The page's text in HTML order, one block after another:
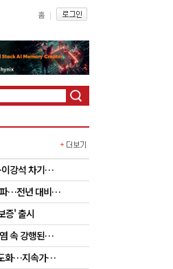
홈 |
이강석 차기…
파…전년 대비…
증' 출시
속 강행된…
화…지속가…